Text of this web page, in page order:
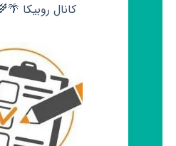
کانال روبیکا